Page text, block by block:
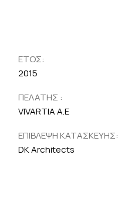
ΕΤΟΣ:
2015
ΠΕΛΑΤΗΣ :
VIVARTIA A.E
ΕΠΙΒΛΕΨΗ ΚΑΤΑΣΚΕΥΗΣ:
DK Architects